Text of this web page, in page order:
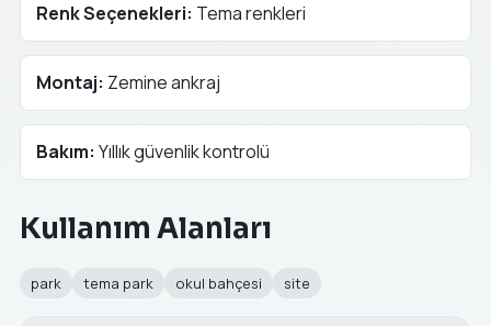
Renk Seçenekleri: Tema renkleri
Montaj: Zemine ankraj
Bakım: Yıllık güvenlik kontrolü
Kullanım Alanları
park tema park okul bahçesi site